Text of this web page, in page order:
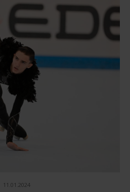
11.01.2024